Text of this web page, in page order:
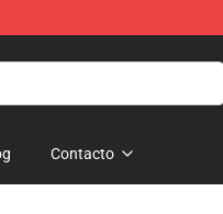
Contacto